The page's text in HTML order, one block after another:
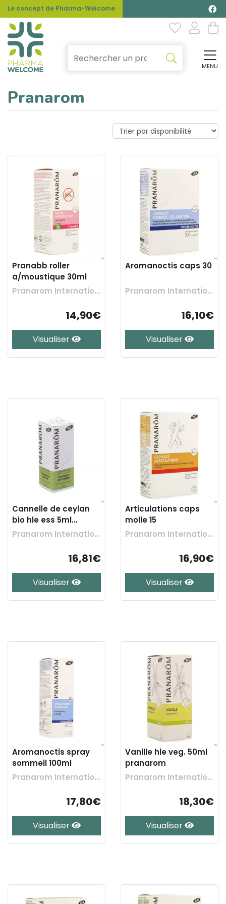
Le concept de Pharma-Welcome
MENU
Pranarom
Pranabb roller
a/moustique 30ml
Pranarom International
14,90€
Visualiser
Aromanoctis caps 30
Pranarom International
16,10€
Visualiser
Cannelle de ceylan
bio hle ess 5ml
pranarom
Pranarom International
16,81€
Visualiser
Articulations caps
molle 15
Pranarom International
16,90€
Visualiser
Aromanoctis spray
sommeil 100ml
Pranarom International
17,80€
Visualiser
Vanille hle veg. 50ml
pranarom
Pranarom International
18,30€
Visualiser